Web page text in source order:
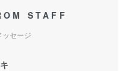
STAFF
ッセージ